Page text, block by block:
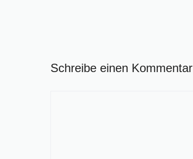
Schreibe einen Kommentar